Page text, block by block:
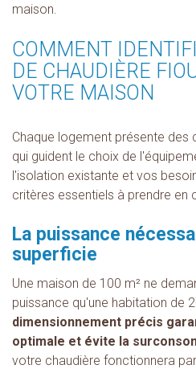
maison.
COMMENT
DE CHAUDIÈRE
VOTRE MAISON
Chaque logement présente des
qui guident le choix de
l'isolation existante et vos
critères essentiels à prendre en
La puissance
superficie
Une maison de 100 m² ne
puissance qu'une habitation de
dimensionnement précis
optimale et évite la
votre chaudière fonctionnera